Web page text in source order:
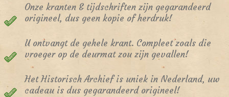
Onze kranten & tijdschriften zijn gegarandeerd
origineel, dus geen kopie of herdruk!
U ontvangt de gehele krant. Compleet zoals die
vroeger op de deurmat zou zijn gevallen!
Het Historisch Archief is uniek in Nederland, uw
cadeau is dus gegarandeerd origineel!